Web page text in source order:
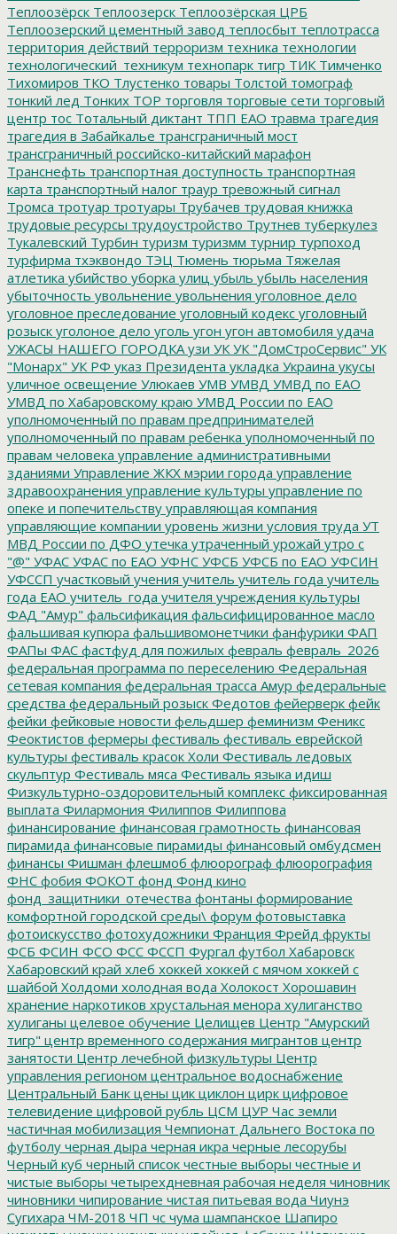
Теплоозёрск Теплоозерск Теплоозёрская ЦРБ
Теплоозерский цементный завод теплосбыт теплотрасса
территория действий терроризм техника технологии
технологический_техникум технопарк тигр ТИК Тимченко
Тихомиров ТКО Тлустенко товары Толстой томограф
тонкий лед Тонких ТОР торговля торговые сети торговый
центр тос Тотальный диктант ТПП ЕАО травма трагедия
трагедия в Забайкалье трансграничный мост
трансграничный российско-китайский марафон
Транснефть транспортная доступность транспортная
карта транспортный налог траур тревожный сигнал
Тромса тротуар тротуары Трубачев трудовая книжка
трудовые ресурсы трудоустройство Трутнев туберкулез
Тукалевский Турбин туризм туризмм турнир турпоход
турфирма тхэквондо ТЭЦ Тюмень тюрьма Тяжелая
атлетика убийство уборка улиц убыль убыль населения
убыточность увольнение увольнения уголовное дело
уголовное преследование уголовный кодекс уголовный
розыск уголоное дело уголь угон угон автомобиля удача
УЖАСЫ НАШЕГО ГОРОДКА узи УК УК "ДомСтроСервис" УК
"Монарх" УК РФ указ Президента укладка Украина укусы
уличное освещение Улюкаев УМВ УМВД УМВД по ЕАО
УМВД по Хабаровскому краю УМВД России по ЕАО
уполномоченный по правам предпринимателей
уполномоченный по правам ребенка уполномоченный по
правам человека управление административными
зданиями Управление ЖКХ мэрии города управление
здравоохранения управление культуры управление по
опеке и попечительству управляющая компания
управляющие компании уровень жизни условия труда УТ
МВД России по ДФО утечка утраченный урожай утро с
"@" УФАС УФАС по ЕАО УФНС УФСБ УФСБ по ЕАО УФСИН
УФССП участковый учения учитель учитель года учитель
года ЕАО учитель_года учителя учреждения культуры
ФАД "Амур" фальсификация фальсифицированное масло
фальшивая купюра фальшивомонетчики фанфурики ФАП
ФАПы ФАС фастфуд для пожилых февраль февраль_2026
федеральная программа по переселению Федеральная
сетевая компания федеральная трасса Амур федеральные
средства федеральный розыск Федотов фейерверк фейк
фейки фейковые новости фельдшер феминизм Феникс
Феоктистов фермеры фестиваль фестиваль еврейской
культуры фестиваль красок Холи Фестиваль ледовых
скульптур Фестиваль мяса Фестиваль языка идиш
Физкультурно-оздоровительный комплекс фиксированная
выплата Филармония Филиппов Филиппова
финансирование финансовая грамотность финансовая
пирамида финансовые пирамиды финансовый омбудсмен
финансы Фишман флешмоб флюорограф флюорография
ФНС фобия ФОКОТ фонд Фонд кино
фонд_защитники_отечества фонтаны формирование
комфортной городской среды\ форум фотовыставка
фотоискусство фотохудожники Франция Фрейд фрукты
ФСБ ФСИН ФСО ФСС ФССП Фургал футбол Хабаровск
Хабаровский край хлеб хоккей хоккей с мячом хоккей с
шайбой Холдоми холодная вода Холокост Хорошавин
хранение наркотиков хрустальная менора хулиганство
хулиганы целевое обучение Целищев Центр "Амурский
тигр" центр временного содержания мигрантов центр
занятости Центр лечебной физкультуры Центр
управления регионом центральное водоснабжение
Центральный Банк цены цик циклон цирк цифровое
телевидение цифровой рубль ЦСМ ЦУР Час земли
частичная мобилизация Чемпионат Дальнего Востока по
футболу черная дыра черная икра черные лесорубы
Черный куб черный список честные выборы честные и
чистые выборы четырехдневная рабочая неделя чиновник
чиновники чипирование чистая питьевая вода Чиунэ
Сугихара ЧМ-2018 ЧП чс чума шампанское Шапиро